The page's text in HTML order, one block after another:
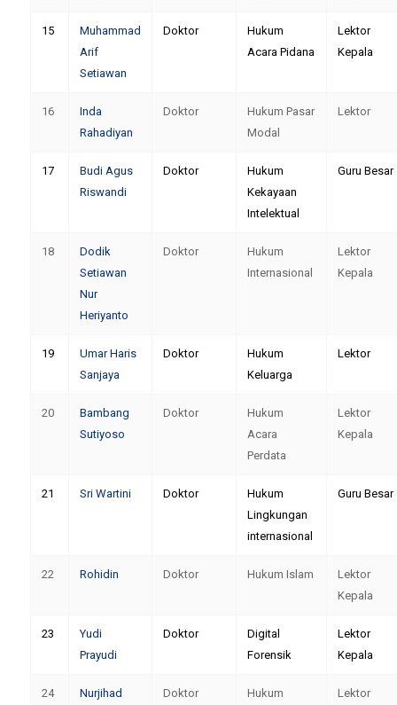
15
Muhammad
Arif
Setiawan
Doktor
Hukum
Acara Pidana
Lektor
Kepala
16
Inda
Rahadiyan
Doktor
Hukum Pasar
Modal
Lektor
17
Budi Agus
Riswandi
Doktor
Hukum
Kekayaan
Intelektual
Guru Besar
18
Dodik
Setiawan
Nur
Heriyanto
Doktor
Hukum
Internasional
Lektor
Kepala
19
Umar Haris
Sanjaya
Doktor
Hukum
Keluarga
Lektor
20
Bambang
Sutiyoso
Doktor
Hukum
Acara
Perdata
Lektor
Kepala
21 Sri Wartini Doktor
Hukum
Lingkungan
internasional
Guru Besar
22 Rohidin Doktor Hukum Islam
Lektor
Kepala
23
Yudi
Prayudi
Doktor
Digital
Forensik
Lektor
Kepala
24 Nurjihad Doktor
Hukum
Lektor